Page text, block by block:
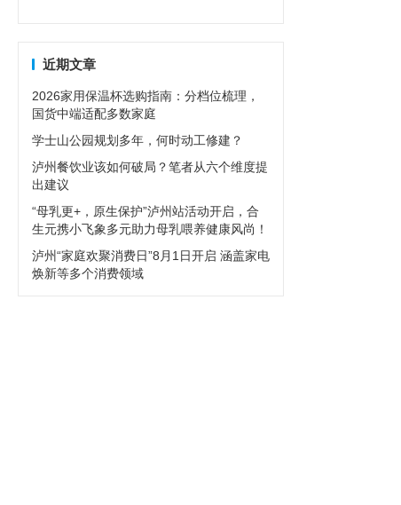
近期文章
2026家用保温杯选购指南：分档位梳理，
国货中端适配多数家庭
学士山公园规划多年，何时动工修建？
泸州餐饮业该如何破局？笔者从六个维度提
出建议
“母乳更+，原生保护”泸州站活动开启，合
生元携小飞象多元助力母乳喂养健康风尚！
泸州“家庭欢聚消费日”8月1日开启 涵盖家电
焕新等多个消费领域